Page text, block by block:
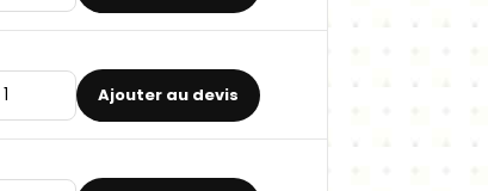
Ajouter au devis